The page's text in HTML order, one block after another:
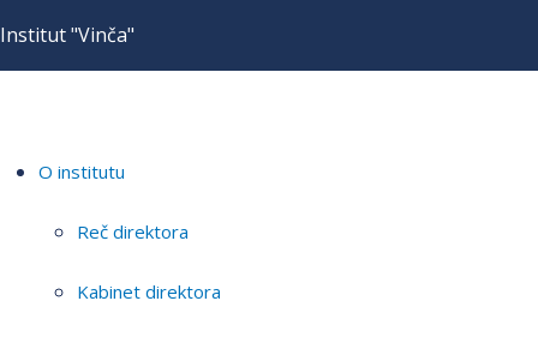
Institut "Vinča"
O institutu
Reč direktora
Kabinet direktora